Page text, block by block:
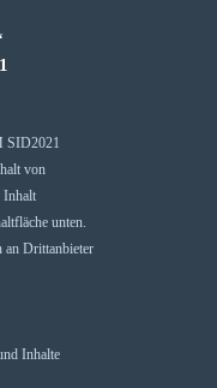
SID2021
von
Inhalt
unten.
an Drittanbieter
Inhalte